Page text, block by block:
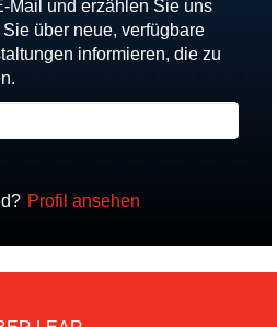
Mail und erzählen Sie uns
über neue, verfügbare
informieren, die zu
Profil ansehen